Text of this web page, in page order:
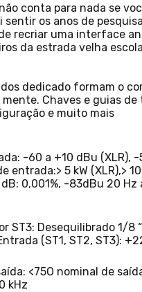
conta para nada se
os anos de
recriar uma interface
da estrada velha
dedicado formam o
Chaves e guias
e muito mais
-60 a +10 dBu (XLR),
5 kW (XLR),>
0,001%, -83dBu 20
ST3: Desequilibrado 1/
(ST1, ST2, ST3):
<75O nominal de
kHz